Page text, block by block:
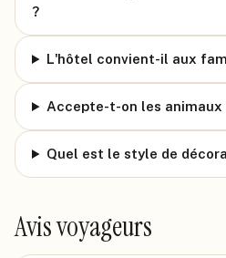
?
L'hôtel convient-il aux
Accepte-t-on les animaux
Quel est le style de
Avis voyageurs